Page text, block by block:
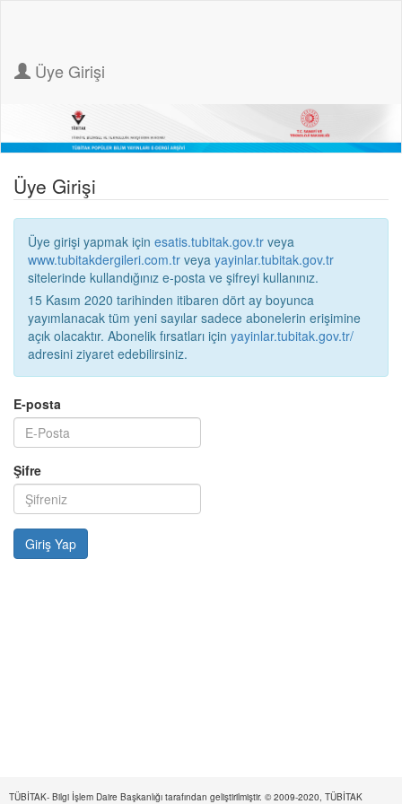
Üye Girişi
Üye Girişi
Üye girişi yapmak için esatis.tubitak.gov.tr veya
www.tubitakdergileri.com.tr veya yayinlar.tubitak.gov.tr
sitelerinde kullandığınız e-posta ve şifreyi kullanınız.
15 Kasım 2020 tarihinden itibaren dört ay boyunca
yayımlanacak tüm yeni sayılar sadece abonelerin erişimine
açık olacaktır. Abonelik fırsatları için yayinlar.tubitak.gov.tr/
adresini ziyaret edebilirsiniz.
E-posta
Şifre
TÜBİTAK- Bilgi İşlem Daire Başkanlığı tarafından geliştirilmiştir. © 2009-2020, TÜBİTAK